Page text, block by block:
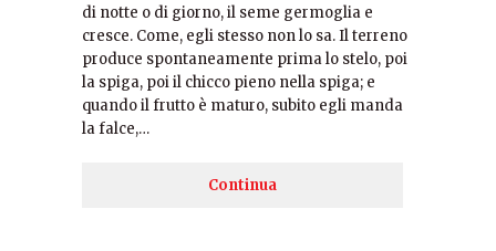
di notte o di giorno, il seme germoglia e
cresce. Come, egli stesso non lo sa. Il terreno
produce spontaneamente prima lo stelo, poi
la spiga, poi il chicco pieno nella spiga; e
quando il frutto è maturo, subito egli manda
la falce,…
Continua